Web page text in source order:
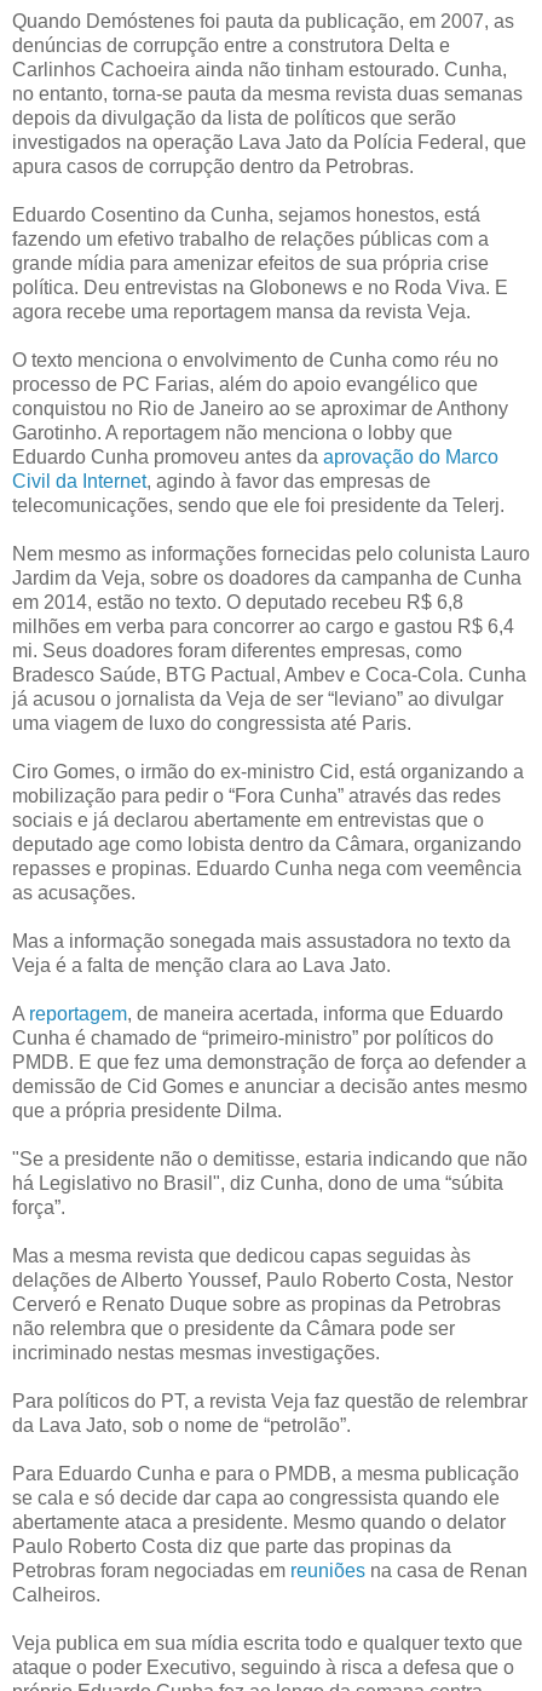
Quando Demóstenes foi pauta da publicação, em 2007, as
denúncias de corrupção entre a construtora Delta e
Carlinhos Cachoeira ainda não tinham estourado. Cunha,
no entanto, torna-se pauta da mesma revista duas semanas
depois da divulgação da lista de políticos que serão
investigados na operação Lava Jato da Polícia Federal, que
apura casos de corrupção dentro da Petrobras.
Eduardo Cosentino da Cunha, sejamos honestos, está
fazendo um efetivo trabalho de relações públicas com a
grande mídia para amenizar efeitos de sua própria crise
política. Deu entrevistas na Globonews e no Roda Viva. E
agora recebe uma reportagem mansa da revista Veja.
O texto menciona o envolvimento de Cunha como réu no
processo de PC Farias, além do apoio evangélico que
conquistou no Rio de Janeiro ao se aproximar de Anthony
Garotinho. A reportagem não menciona o lobby que
Eduardo Cunha promoveu antes da aprovação do Marco
Civil da Internet, agindo à favor das empresas de
telecomunicações, sendo que ele foi presidente da Telerj.
Nem mesmo as informações fornecidas pelo colunista Lauro
Jardim da Veja, sobre os doadores da campanha de Cunha
em 2014, estão no texto. O deputado recebeu R$ 6,8
milhões em verba para concorrer ao cargo e gastou R$ 6,4
mi. Seus doadores foram diferentes empresas, como
Bradesco Saúde, BTG Pactual, Ambev e Coca-Cola. Cunha
já acusou o jornalista da Veja de ser “leviano” ao divulgar
uma viagem de luxo do congressista até Paris.
Ciro Gomes, o irmão do ex-ministro Cid, está organizando a
mobilização para pedir o “Fora Cunha” através das redes
sociais e já declarou abertamente em entrevistas que o
deputado age como lobista dentro da Câmara, organizando
repasses e propinas. Eduardo Cunha nega com veemência
as acusações.
Mas a informação sonegada mais assustadora no texto da
Veja é a falta de menção clara ao Lava Jato.
A reportagem, de maneira acertada, informa que Eduardo
Cunha é chamado de “primeiro-ministro” por políticos do
PMDB. E que fez uma demonstração de força ao defender a
demissão de Cid Gomes e anunciar a decisão antes mesmo
que a própria presidente Dilma.
"Se a presidente não o demitisse, estaria indicando que não
há Legislativo no Brasil", diz Cunha, dono de uma “súbita
força”.
Mas a mesma revista que dedicou capas seguidas às
delações de Alberto Youssef, Paulo Roberto Costa, Nestor
Cerveró e Renato Duque sobre as propinas da Petrobras
não relembra que o presidente da Câmara pode ser
incriminado nestas mesmas investigações.
Para políticos do PT, a revista Veja faz questão de relembrar
da Lava Jato, sob o nome de “petrolão”.
Para Eduardo Cunha e para o PMDB, a mesma publicação
se cala e só decide dar capa ao congressista quando ele
abertamente ataca a presidente. Mesmo quando o delator
Paulo Roberto Costa diz que parte das propinas da
Petrobras foram negociadas em reuniões na casa de Renan
Calheiros.
Veja publica em sua mídia escrita todo e qualquer texto que
ataque o poder Executivo, seguindo à risca a defesa que o